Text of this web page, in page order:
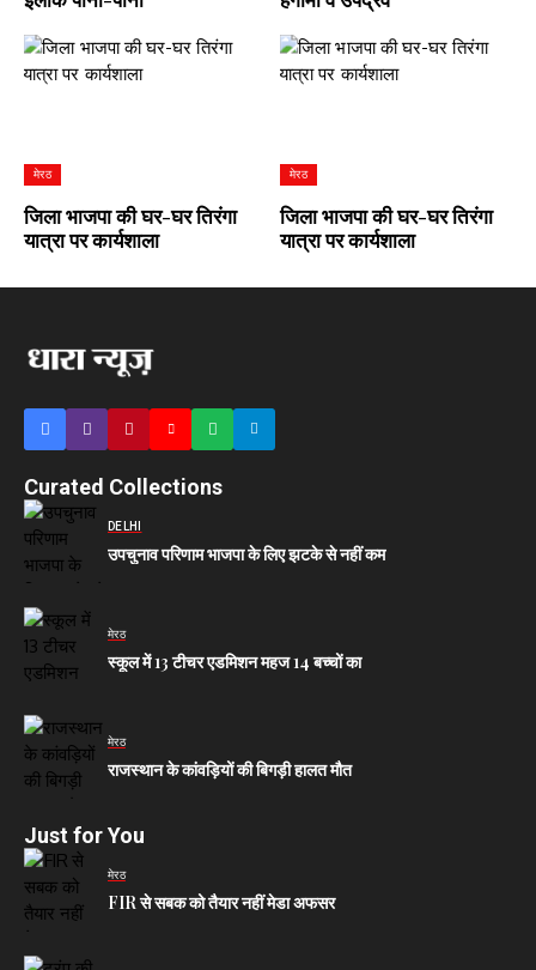
मेरठ
जिला भाजपा की घर-घर तिरंगा
यात्रा पर कार्यशाला
मेरठ
जिला भाजपा की घर-घर तिरंगा
यात्रा पर कार्यशाला
Curated Collections
DELHI
उपचुनाव परिणाम भाजपा के लिए झटके से नहीं कम
मेरठ
स्कूल में 13 टीचर एडमिशन महज 14 बच्चों का
मेरठ
राजस्थान के कांवड़ियों की बिगड़ी हालत मौत
Just for You
मेरठ
FIR से सबक को तैयार नहीं मेडा अफसर